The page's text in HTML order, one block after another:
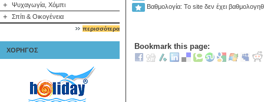
+ Ψυχαγωγία, Χόμπι
+ Σπίτι & Οικογένεια
περισσότερα
ΧΟΡΗΓΟΣ
Βαθμολογία: Το site δεν έχει
Bookmark this page: